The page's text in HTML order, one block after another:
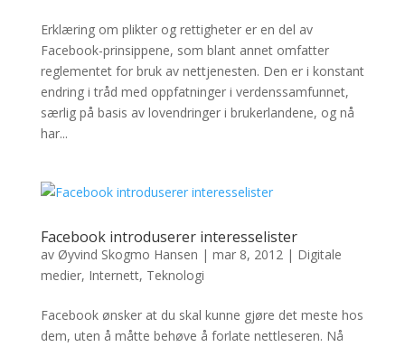
Erklæring om plikter og rettigheter er en del av
Facebook-prinsippene, som blant annet omfatter
reglementet for bruk av nettjenesten. Den er i konstant
endring i tråd med oppfatninger i verdenssamfunnet,
særlig på basis av lovendringer i brukerlandene, og nå
har...
Facebook introduserer interesselister
av Øyvind Skogmo Hansen | mar 8, 2012| Digitale
medier, Internett, Teknologi
Facebook ønsker at du skal kunne gjøre det meste hos
dem, uten å måtte behøve å forlate nettleseren. Nå